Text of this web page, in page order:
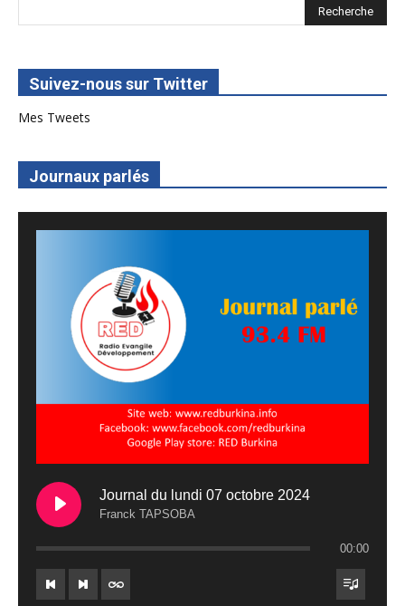
Suivez-nous sur Twitter
Mes Tweets
Journaux parlés
Journal du lundi 07 octobre 2024
Franck TAPSOBA
00:00